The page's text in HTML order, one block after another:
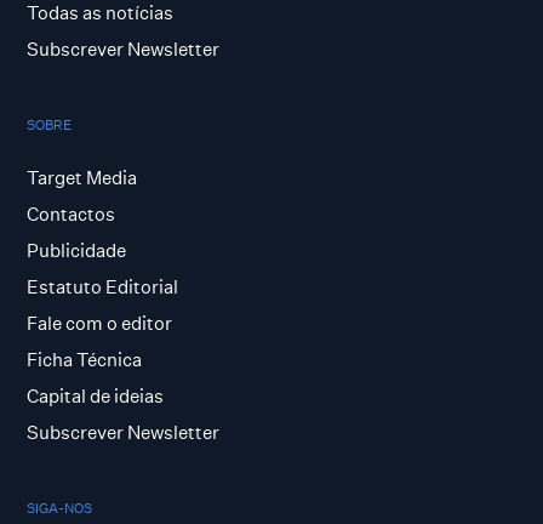
Todas as notícias
Subscrever Newsletter
SOBRE
Target Media
Contactos
Publicidade
Estatuto Editorial
Fale com o editor
Ficha Técnica
Capital de ideias
Subscrever Newsletter
SIGA-NOS